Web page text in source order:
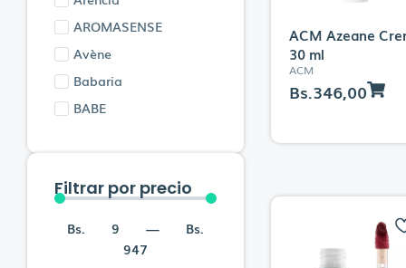
AROMASENSE
Avène
Babaria
BABE
Beauty of Joseon
Filtrar por precio
Bs. 9 — Bs.
947
ACM Azeane
30 ml
ACM
Bs.346,00